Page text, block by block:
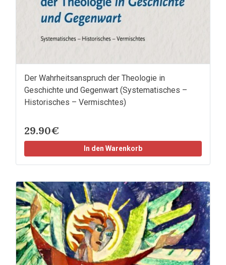
Der Wahrheitsanspruch der Theologie in
Geschichte und Gegenwart (Systematisches –
Historisches – Vermischtes)
29.90€
In den Warenkorb